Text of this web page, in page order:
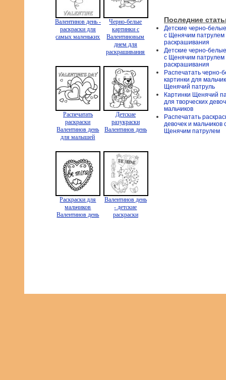
Валентинов день -
раскраски для
самых маленьких
Черно-белые
картинки с
Валентиновым
днем для
раскрашивания
Распечатать
раскраски
Валентинов день
для малышей
Детские
разукраски
Валентинов день
Раскраски для
мальчиков
Валентинов день
Валентинов день
- детские
раскраски
Последние
Детские черно-
с Щенячим патрулем
раскрашивания
Детские черно-
с Щенячим патрулем
раскрашивания
Распечатать черно-
картинки для
Щенячий патруль
Картинки Щенячий
для творческих
мальчиков
Распечатать
девочек и мальчиков
Щенячим патрулем